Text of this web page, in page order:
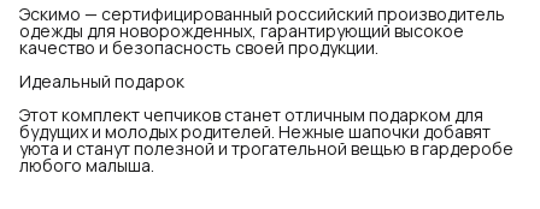
Эскимо — сертифицированный российский производитель
одежды для новорожденных, гарантирующий высокое
качество и безопасность своей продукции.
Идеальный подарок
Этот комплект чепчиков станет отличным подарком для
будущих и молодых родителей. Нежные шапочки добавят
уюта и станут полезной и трогательной вещью в гардеробе
любого малыша.